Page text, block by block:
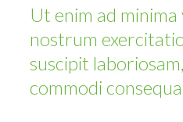
Ut enim ad minima
nostrum
suscipit
commodi